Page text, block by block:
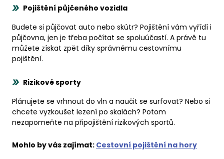
Pojištění půjčeného vozidla
Budete si půjčovat auto nebo skútr? Pojištění vám vyřídí i
půjčovna, jen je třeba počítat se spoluúčastí. A právě tu
můžete získat zpět díky správnému cestovnímu
pojištění.
Rizikové sporty
Plánujete se vrhnout do vln a naučit se surfovat? Nebo si
chcete vyzkoušet lezení po skalách? Potom
nezapomeňte na připojištění rizikových sportů.
Mohlo by vás zajímat: Cestovní pojištění na hory